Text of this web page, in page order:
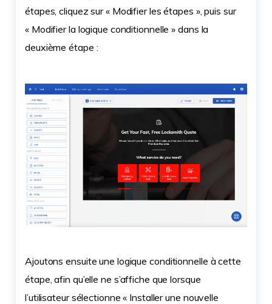
étapes, cliquez sur « Modifier les étapes », puis sur
« Modifier la logique conditionnelle » dans la
deuxième étape :
Ajoutons ensuite une logique conditionnelle à cette
étape, afin qu’elle ne s’affiche que lorsque
l’utilisateur sélectionne « Installer une nouvelle